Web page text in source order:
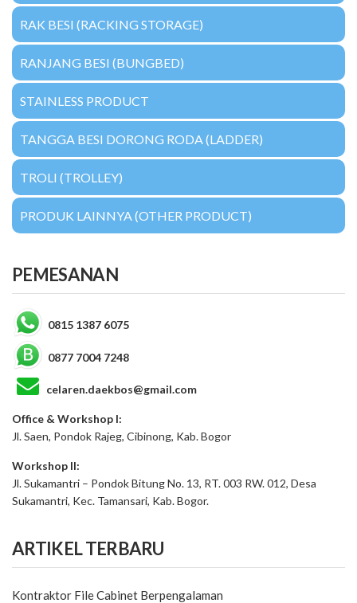
RAK BESI (RACKING STORAGE)
RANJANG BESI (BUNGBED)
STAINLESS PRODUCT
TANGGA BESI DORONG RODA (LADDER)
TROLI (TROLLEY)
PRODUK LAINNYA (OTHER PRODUCT)
PEMESANAN
0815 1387 6075
0877 7004 7248
celaren.daekbos@gmail.com
Office & Workshop I:
Jl. Saen, Pondok Rajeg, Cibinong, Kab. Bogor
Workshop II:
Jl. Sukamantri – Pondok Bitung No. 13, RT. 003 RW. 012, Desa
Sukamantri, Kec. Tamansari, Kab. Bogor.
ARTIKEL TERBARU
Kontraktor File Cabinet Berpengalaman